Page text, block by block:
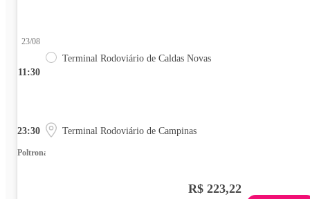
11:30
23/08
Terminal Rodoviário de Caldas Novas
23:30 Terminal Rodoviário de Campinas
Poltrona
R$ 223,22